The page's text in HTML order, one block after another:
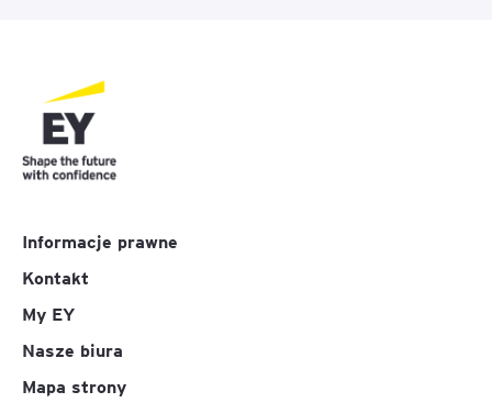
Informacje prawne
Kontakt
My EY
Nasze biura
Mapa strony